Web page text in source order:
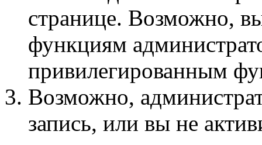
странице. Возможно,
функциям
привилегированным
Возможно,
запись, или вы не